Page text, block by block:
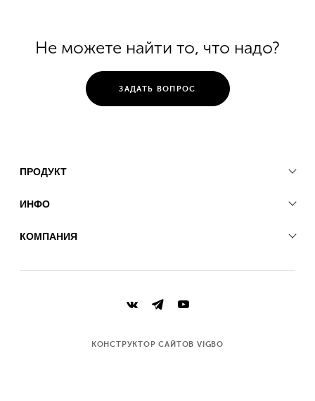
Не можете найти то, что надо?
ЗАДАТЬ ВОПРОС
ПРОДУКТ
ИНФО
КОМПАНИЯ
КОНСТРУКТОР САЙТОВ VIGBO